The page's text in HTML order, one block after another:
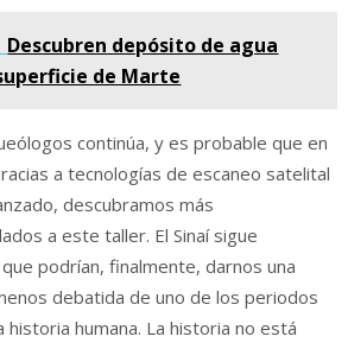
Descubren depósito de agua
de Marte
continúa, y es probable que en
a tecnologías de escaneo satelital
descubramos más
a este taller. El Sinaí sigue
podrían, finalmente, darnos una
debatida de uno de los periodos
humana. La historia no está